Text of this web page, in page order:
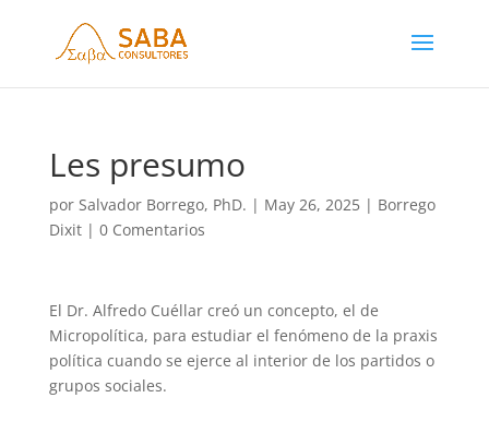
Les presumo
por Salvador Borrego, PhD. | May 26, 2025| Borrego
Dixit| 0 Comentarios
El Dr. Alfredo Cuéllar creó un concepto, el de
Micropolítica, para estudiar el fenómeno de la praxis
política cuando se ejerce al interior de los partidos o
grupos sociales.